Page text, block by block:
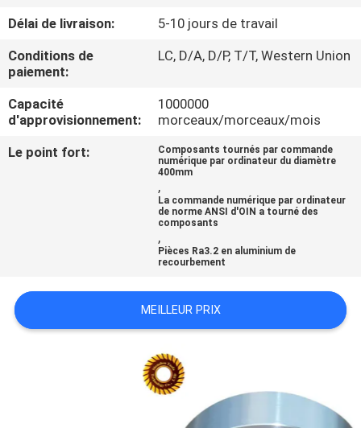
LA
QUALITÉ
NOUS
CONTACTER
DEVIS
PLAN
Délai de livraison:
5-10 jours de travail
Conditions de
paiement:
LC, D/A, D/P, T/T, Western Union
Capacité
d'approvisionnement:
1000000
morceaux/morceaux/mois
Le point fort:
Composants tournés par commande
numérique par ordinateur du diamètre
400mm
,
La commande numérique par ordinateur
de norme ANSI d'OIN a tourné des
composants
,
Pièces Ra3.2 en aluminium de
recourbement
MEILLEUR PRIX